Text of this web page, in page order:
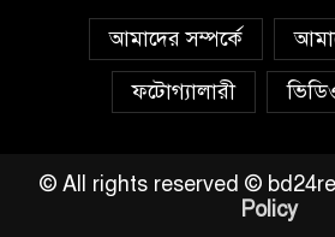
আমাদের সম্পর্কে
ফটোগ্যালারী
© All rights reserved ©
Policy